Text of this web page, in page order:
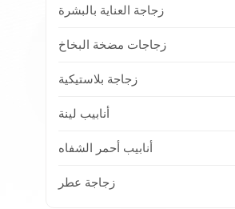
زجاجة العناية بالبشرة
زجاجات مضخة البخاخ
زجاجة بلاستيكية
أنابيب لينة
أنابيب أحمر الشفاه
زجاجة عطر